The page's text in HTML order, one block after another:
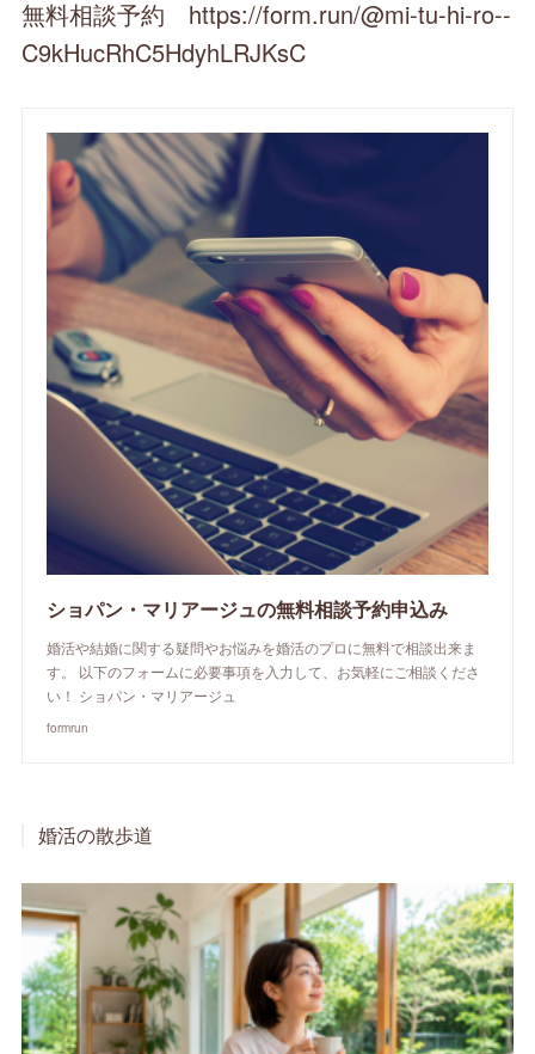
無料相談予約 https://form.run/@mi-tu-hi-ro--
C9kHucRhC5HdyhLRJKsC
ショパン・マリアージュの無料相談予約申込み
婚活や結婚に関する疑問やお悩みを婚活のプロに無料で相談出来ま
す。 以下のフォームに必要事項を入力して、お気軽にご相談くださ
い！ ショパン・マリアージュ
formrun
婚活の散歩道